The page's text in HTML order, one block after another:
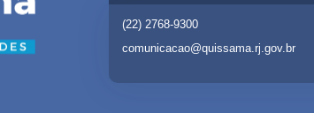
(22) 2768-9300
comunicacao@quissama.rj.gov.br